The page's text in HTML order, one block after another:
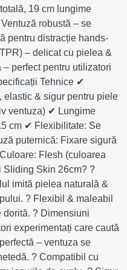
19 cm lungime
robustă – se
pentru distracție hands-
– delicat cu pielea &
perfect pentru utilizatori
Tehnice ✔
elastic & sigur pentru piele
ventuza) ✔ Lungime
cm ✔ Flexibilitate: Se
puternică: Fixare sigură
Flesh (culoarea
Sliding Skin 26cm? ?
imită pielea naturală &
? Flexibil & maleabil
dorită. ? Dimensiuni
experimentați care caută
– ventuza se
? Compatibil cu